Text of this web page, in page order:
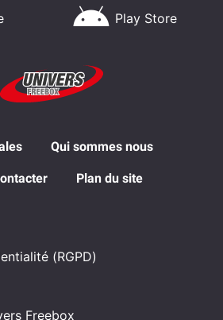
Play Store
Qui sommes nous
Plan du site
(RGPD)
Freebox